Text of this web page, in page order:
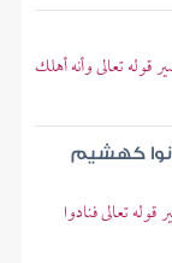
تعالى وأنه أهلك
كهشيم
تعالى فنادوا